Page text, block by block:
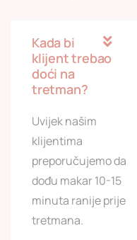
Kada bi
klijent trebao
doći na
tretman?
Uvijek našim
klijentima
preporučujemo da
dođu makar 10-15
minuta ranije prije
tretmana.